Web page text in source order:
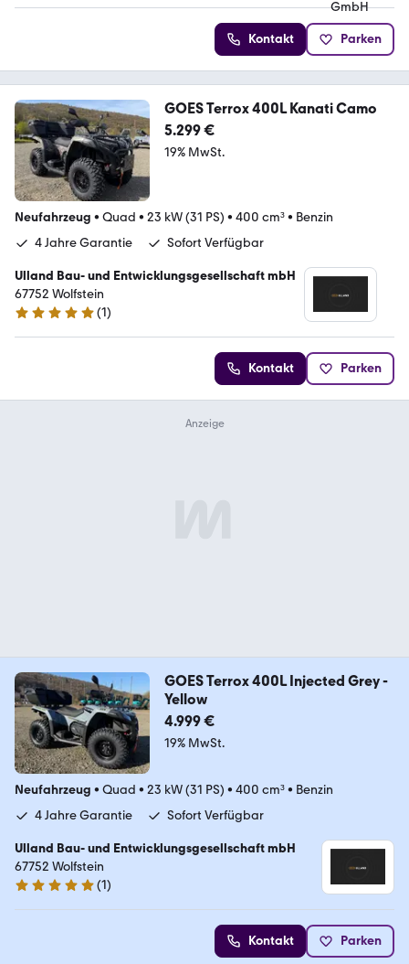
Kontakt Parken
GOES Terrox 400L Kanati Camo
5.299 €
19% MwSt.
Neufahrzeug • Quad • 23 kW (31 PS) • 400 cm³• Benzin
4 Jahre Garantie
Sofort Verfügbar
Ulland Bau- und Entwicklungsgesellschaft mbH
67752 Wolfstein
5 Sterne
(1)
Kontakt Parken
GOES Terrox 400L Injected Grey -
Yellow
4.999 €
19% MwSt.
Neufahrzeug • Quad • 23 kW (31 PS) • 400 cm³• Benzin
4 Jahre Garantie
Sofort Verfügbar
Ulland Bau- und Entwicklungsgesellschaft mbH
67752 Wolfstein
5 Sterne
(1)
Kontakt Parken